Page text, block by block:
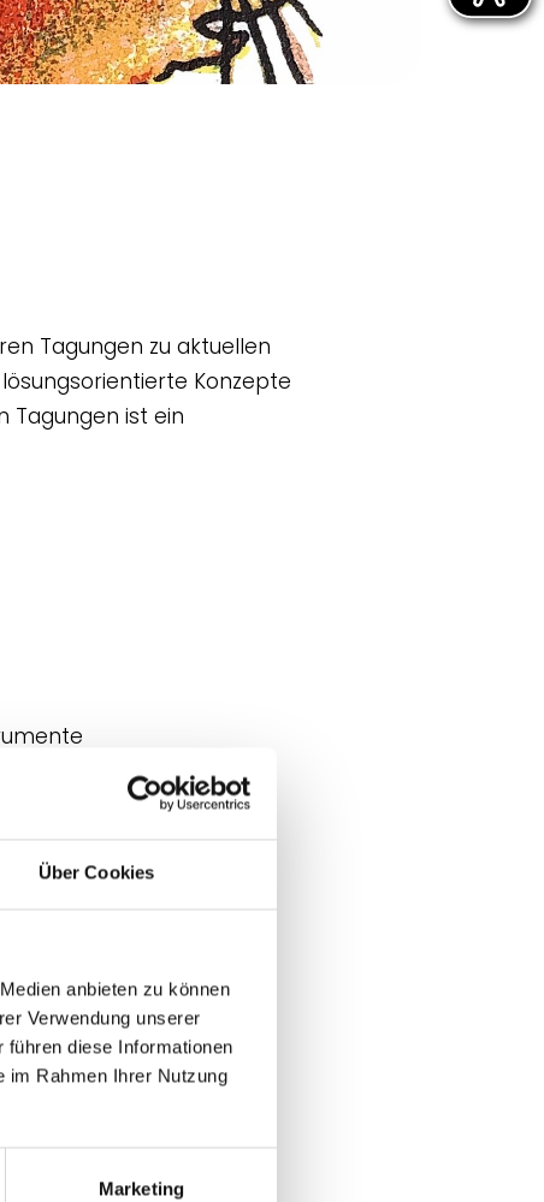
Über Cookies
anbieten zu können
Verwendung unserer
diese Informationen
im Rahmen Ihrer Nutzung
Marketing
Tagungen zu aktuellen
Konzepte
Tagungen ist ein
Museen